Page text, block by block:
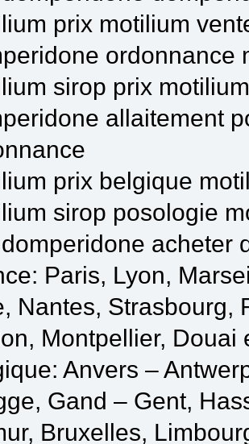
prix motilium
ordonnance
sirop prix
allaitement
prix belgique
sirop posologie
acheter
Paris, Lyon,
Nantes, Strasbourg,
Montpellier, Douai
Anvers –
Gand – Gent,
Bruxelles,